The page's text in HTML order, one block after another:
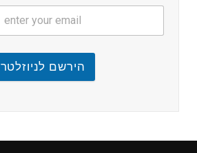
הירשם לניוזלטר